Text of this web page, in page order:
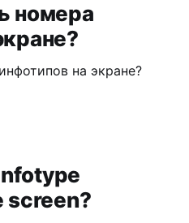
номера
на экране?
screen?